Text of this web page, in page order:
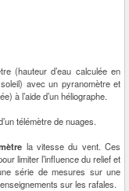
(hauteur d’eau calculée en
avec un pyranomètre et
à l’aide d’un héliographe.
télémètre de nuages.
la vitesse du vent. Ces
limiter l’influence du relief et
série de mesures sur une
sur les rafales.